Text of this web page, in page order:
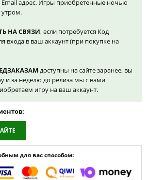
адрес. Игры приобретенные ночью
НА СВЯЗИ, если потребуется Код
входа в ваш аккаунт (при покупке на
доступны на сайте заранее, вы
и за неделю до релиза мы с вами
игру на ваш аккаунт.
для вас способом: